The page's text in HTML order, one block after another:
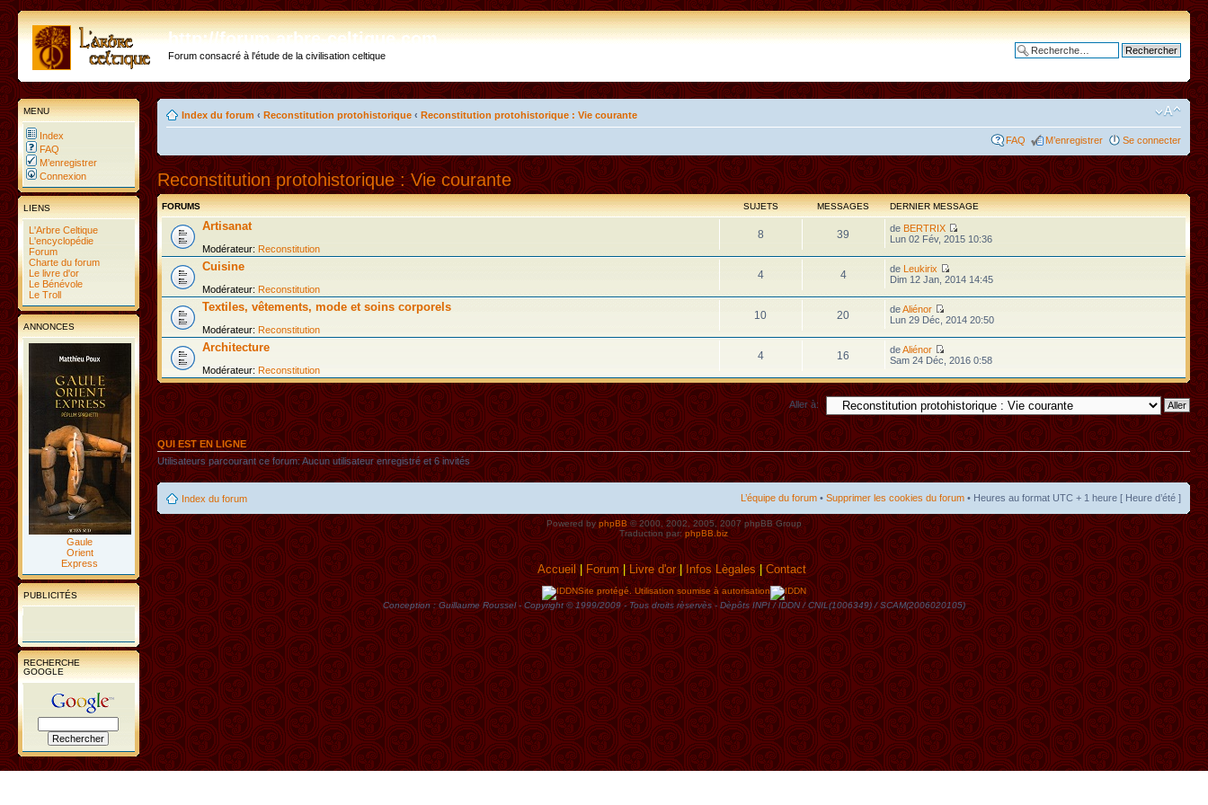
http://forum.arbre-celtique.com
Forum consacré à l'étude de la civilisation celtique
MENU
Index
FAQ
M’enregistrer
Connexion
LIENS
L'Arbre Celtique
L'encyclopédie
Forum
Charte du forum
Le livre d'or
Le Bénévole
Le Troll
ANNONCES
Gaule
Orient
Express
PUBLICITÉS
RECHERCHE
GOOGLE
Index du forum ‹ Reconstitution protohistorique ‹ Reconstitution protohistorique : Vie courante
FAQ M’enregistrer Se connecter
Reconstitution protohistorique : Vie courante
FORUMS SUJETS MESSAGES DERNIER MESSAGE
Artisanat
Modérateur: Reconstitution
8 39 de BERTRIX
Lun 02 Fév, 2015 10:36
Cuisine
Modérateur: Reconstitution
4 4 de Leukirix
Dim 12 Jan, 2014 14:45
Textiles, vêtements, mode et soins corporels
Modérateur: Reconstitution
10 20 deAliénor
Lun 29 Déc, 2014 20:50
Architecture
Modérateur: Reconstitution
4 16 deAliénor
Sam 24 Déc, 2016 0:58
Aller à:
QUI EST EN LIGNE
Utilisateurs parcourant ce forum: Aucun utilisateur enregistré et 6 invités
Index du forum L’équipe du forum • Supprimer les cookies du forum • Heures au format UTC + 1 heure [ Heure d’été ]
Powered byphpBB© 2000, 2002, 2005, 2007 phpBB Group
Traduction par:phpBB.biz
Accueil|Forum|Livre d'or|Infos Lègales|Contact
Site protégé. Utilisation soumise à autorisation
Conception : Guillaume Roussel - Copyright © 1999/2009 - Tous droits rèservès - Dèpôts INPI / IDDN / CNIL(1006349) / SCAM(2006020105)